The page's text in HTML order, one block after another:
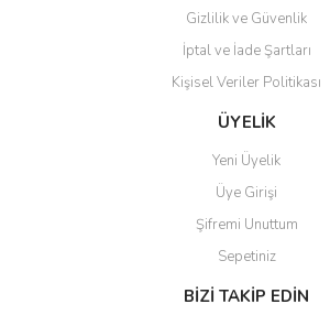
Gönder
Gizlilik ve Güvenlik
İptal ve İade Şartları
Kişisel Veriler Politikası
ÜYELİK
Yeni Üyelik
Üye Girişi
Şifremi Unuttum
Sepetiniz
BİZİ TAKİP EDİN